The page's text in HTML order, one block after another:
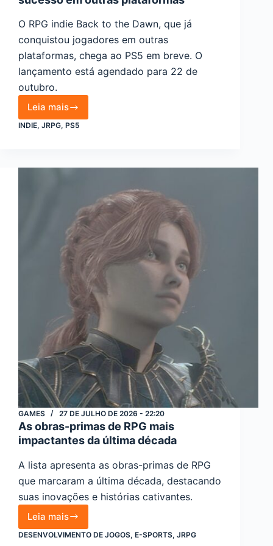
O RPG indie Back to the Dawn, que já
conquistou jogadores em outras
plataformas, chega ao PS5 em breve. O
lançamento está agendado para 22 de
outubro.
Leia mais
Back
to
sucesso
em
outras
plataformas
INDIE, JRPG, PS5
GAMES 27 DE JULHO DE 2026 - 22:20
As obras-primas de RPG mais
impactantes da última década
A lista apresenta as obras-primas de RPG
que marcaram a última década, destacando
suas inovações e histórias cativantes.
Leia mais
As
obras-
DESENVOLVIMENTO DE JOGOS, E-SPORTS, JRPG